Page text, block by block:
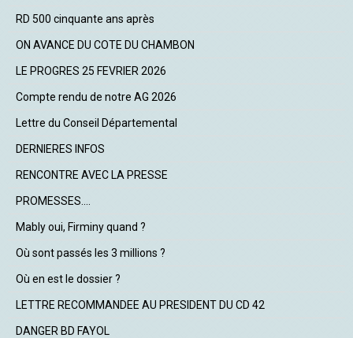
RD 500 cinquante ans après
ON AVANCE DU COTE DU CHAMBON
LE PROGRES 25 FEVRIER 2026
Compte rendu de notre AG 2026
Lettre du Conseil Départemental
DERNIERES INFOS
RENCONTRE AVEC LA PRESSE
PROMESSES....
Mably oui, Firminy quand ?
Où sont passés les 3 millions ?
Où en est le dossier ?
LETTRE RECOMMANDEE AU PRESIDENT DU CD 42
DANGER BD FAYOL